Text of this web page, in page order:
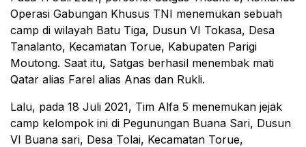
Operasi Gabungan Khusus TNI menemukan sebuah
camp di wilayah Batu Tiga, Dusun VI Tokasa, Desa
Tanalanto, Kecamatan Torue, Kabupaten Parigi
Moutong. Saat itu, Satgas berhasil menembak mati
Qatar alias Farel alias Anas dan Rukli.
Lalu, pada 18 Juli 2021, Tim Alfa 5 menemukan jejak
camp kelompok ini di Pegunungan Buana Sari, Dusun
VI Buana sari, Desa Tolai, Kecamatan Torue,